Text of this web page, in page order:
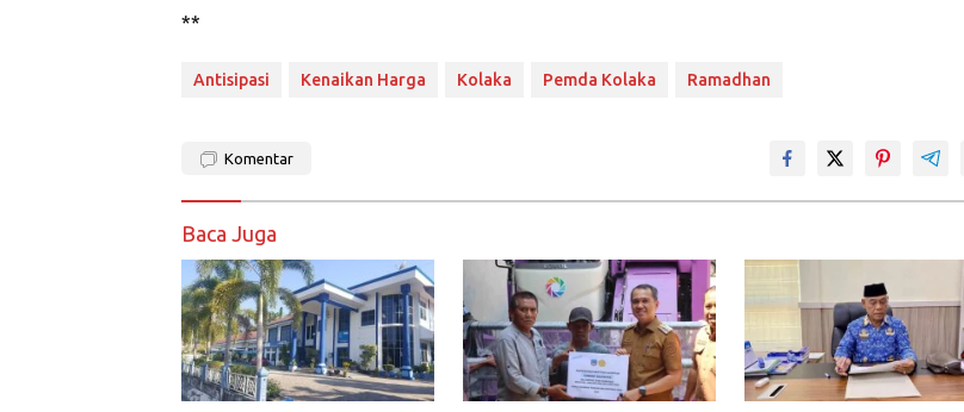
**
Antisipasi Kenaikan Harga Kolaka Pemda Kolaka Ramadhan
Komentar
Baca Juga